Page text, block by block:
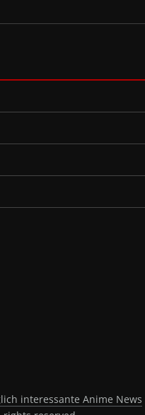
interessante Anime News